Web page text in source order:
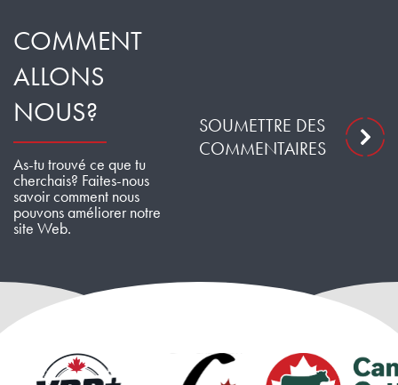
COMMENT
ALLONS
NOUS?
As-tu trouvé ce que tu
cherchais? Faites-nous
savoir comment nous
pouvons améliorer notre
site Web.
SOUMETTRE DES
COMMENTAIRES